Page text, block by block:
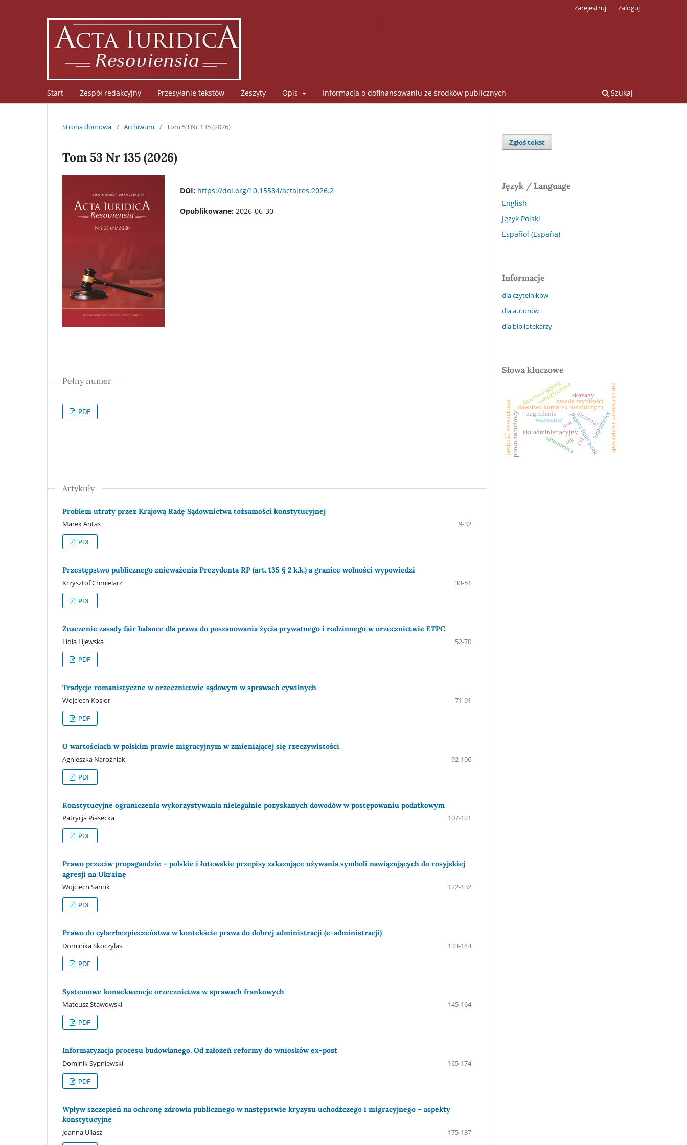
Start Zespół redakcyjny Przesyłanie tekstów Zeszyty Opis Informacja o dofinansowaniu ze środków publicznych Szukaj
Zarejestruj Zaloguj
Strona domowa / Archiwum / Tom 53 Nr 135 (2026)
Tom 53 Nr 135 (2026)
DOI: https://doi.org/10.15584/actaires.2026.2
Opublikowane: 2026-06-30
Pełny numer
PDF
Artykuły
Problem utraty przez Krajową Radę Sądownictwa tożsamości konstytucyjnej
Marek Antas
9-32
PDF
Przestępstwo publicznego znieważenia Prezydenta RP (art. 135 § 2 k.k.) a granice wolności wypowiedzi
Krzysztof Chmielarz
33-51
PDF
Znaczenie zasady fair balance dla prawa do poszanowania życia prywatnego i rodzinnego w orzecznictwie ETPC
Lidia Lijewska
52-70
PDF
Tradycje romanistyczne w orzecznictwie sądowym w sprawach cywilnych
Wojciech Kosior
71-91
PDF
O wartościach w polskim prawie migracyjnym w zmieniającej się rzeczywistości
Agnieszka Narożniak
92-106
PDF
Konstytucyjne ograniczenia wykorzystywania nielegalnie pozyskanych dowodów w postępowaniu podatkowym
Patrycja Piasecka
107-121
PDF
Prawo przeciw propagandzie – polskie i łotewskie przepisy zakazujące używania symboli nawiązujących do rosyjskiej
agresji na Ukrainę
Wojciech Sarnik
122-132
PDF
Prawo do cyberbezpieczeństwa w kontekście prawa do dobrej administracji (e-administracji)
Dominika Skoczylas
133-144
PDF
Systemowe konsekwencje orzecznictwa w sprawach frankowych
Mateusz Stawowski
145-164
PDF
Informatyzacja procesu budowlanego. Od założeń reformy do wniosków ex-post
Dominik Sypniewski
165-174
PDF
Wpływ szczepień na ochronę zdrowia publicznego w następstwie kryzysu uchodźczego i migracyjnego – aspekty
konstytucyjne
Joanna Uliasz
175-187
Zgłoś tekst
Język / Language
English
Język Polski
Español (España)
Informacje
dla czytelników
dla autorów
dla bibliotekarzy
Słowa kluczowe
papież franciszek
akt administracyjny
mar
ivf
dawstwo komórek rozrodczych
dawstwo gamet specustawy inwestycyjne
zasada szybkości
prawo zabudowy superficies
samozłożenie
wezwanie złożenie
lek
optometria
skazany
jawność wewnętrzna zagrożenie